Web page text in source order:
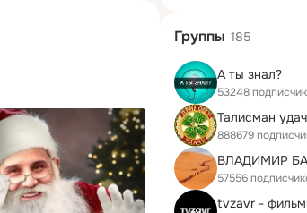
Группы 185
А ты знал?
53248
Талисман
888679
57556